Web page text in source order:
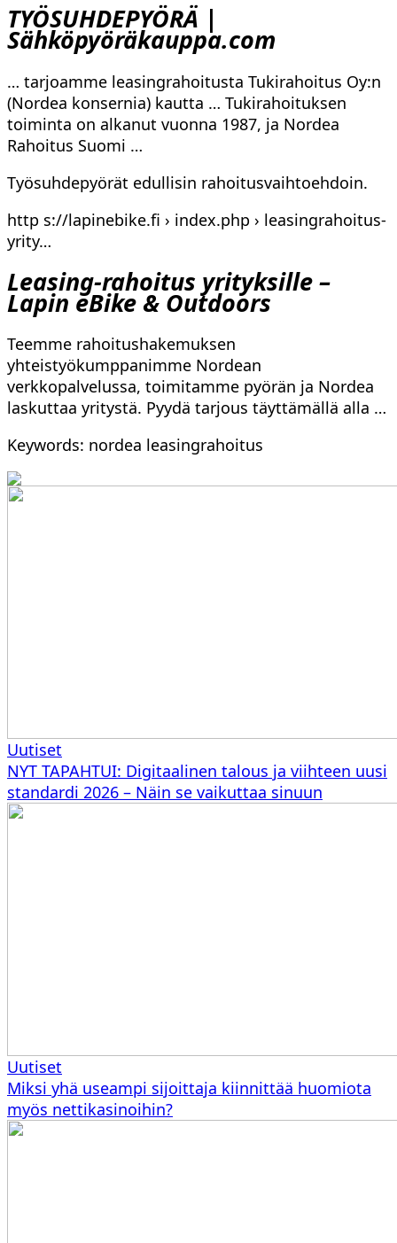
TYÖSUHDEPYÖRÄ |
Sähköpyöräkauppa.com
… tarjoamme leasingrahoitusta Tukirahoitus Oy:n
(Nordea konsernia) kautta … Tukirahoituksen
toiminta on alkanut vuonna 1987, ja Nordea
Rahoitus Suomi …
Työsuhdepyörät edullisin rahoitusvaihtoehdoin.
http s://lapinebike.fi › index.php › leasingrahoitus-
yrity…
Leasing-rahoitus yrityksille –
Lapin eBike & Outdoors
Teemme rahoitushakemuksen
yhteistyökumppanimme Nordean
verkkopalvelussa, toimitamme pyörän ja Nordea
laskuttaa yritystä. Pyydä tarjous täyttämällä alla …
Keywords: nordea leasingrahoitus
Uutiset
NYT TAPAHTUI: Digitaalinen talous ja viihteen uusi
standardi 2026 – Näin se vaikuttaa sinuun
Uutiset
Miksi yhä useampi sijoittaja kiinnittää huomiota
myös nettikasinoihin?